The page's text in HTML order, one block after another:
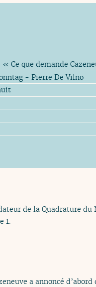
« Ce que demande
- Pierre De Vilno
de la Quadrature
1.
a annoncé